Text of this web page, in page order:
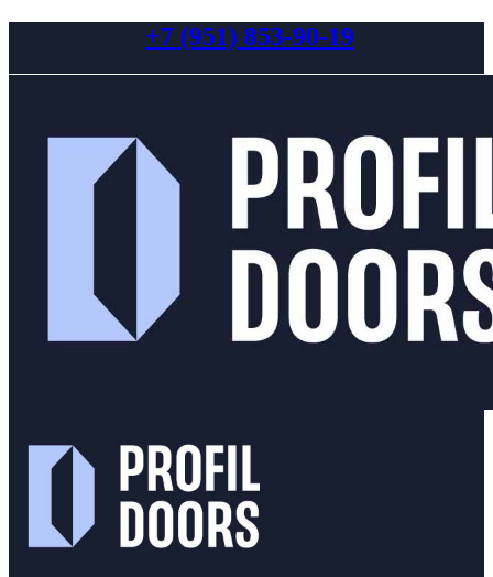
+7 (951) 853-90-19